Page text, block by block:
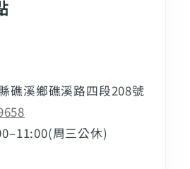
礁溪鄉礁溪路四段208號
周三公休)